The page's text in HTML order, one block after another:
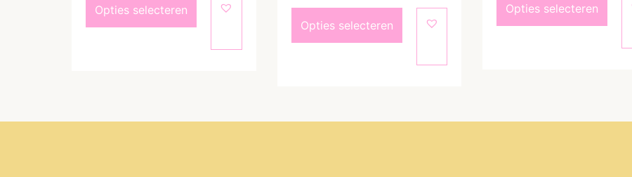
Opties selecteren
Opties selecteren
Opties selecteren